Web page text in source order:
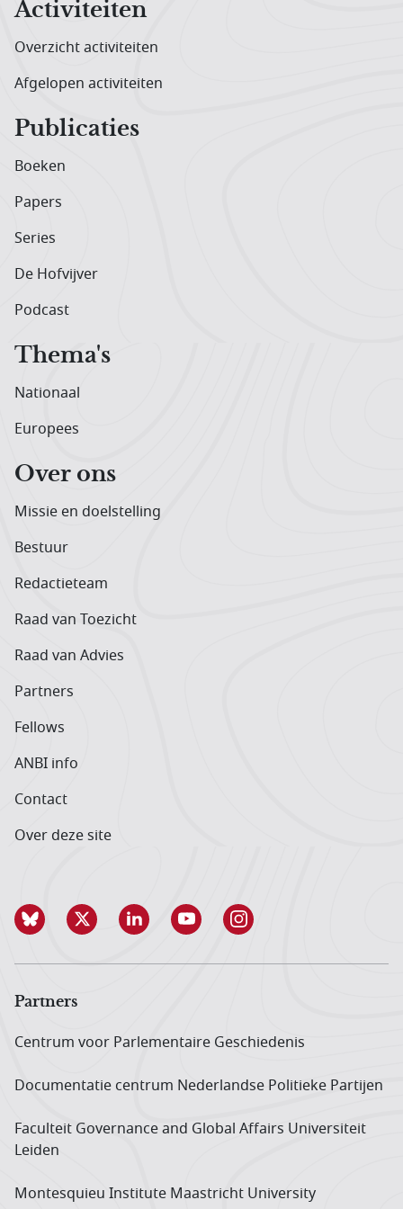
Activiteiten
Overzicht activiteiten
Afgelopen activiteiten
Publicaties
Boeken
Papers
Series
De Hofvijver
Podcast
Thema's
Nationaal
Europees
Over ons
Missie en doelstelling
Bestuur
Redactieteam
Raad van Toezicht
Raad van Advies
Partners
Fellows
ANBI info
Contact
Over deze site
Partners
Centrum voor Parlementaire Geschiedenis
Documentatie centrum Neder­landse Politieke Partijen
Faculteit Governance and Global Affairs Universiteit
Leiden
Montesquieu Institute Maastricht University